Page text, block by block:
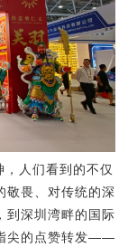
人们看到的不仅
敬畏、对传统的深
到深圳湾畔的国际
尖的点赞转发——